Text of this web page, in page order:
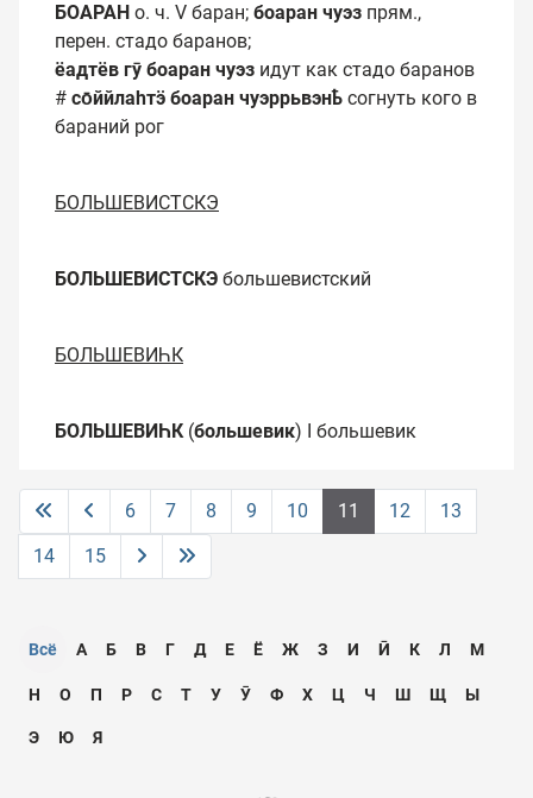
БОАРАН о. ч. V баран; боаран чуэз прям.,
перен. стадо баранов;
ёадтёв гӯ боаран чуэз идут как стадо баранов
# со̄ййлаһтӭ боаран чуэррьвэнҍ согнуть кого в
бараний рог
БОЛЬШЕВИСТСКЭ
БОЛЬШЕВИСТСКЭ большевистский
БОЛЬШЕВИҺК
БОЛЬШЕВИҺК(большевик) I большевик
6 7 8 9 10 11 12
13
14
15
Всё А Б В Г Д Е Ё Ж З И Ӣ К Л М
Н О П Р С Т У Ӯ Ф Х Ц Ч Ш Щ Ы
Э Ю Я